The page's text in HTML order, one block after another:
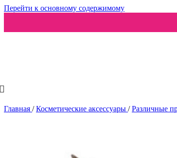
Перейти к основному содержимому
Главная / Косметические аксессуары / Различные